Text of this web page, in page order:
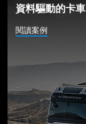
資料驅動的卡車
閱讀案例